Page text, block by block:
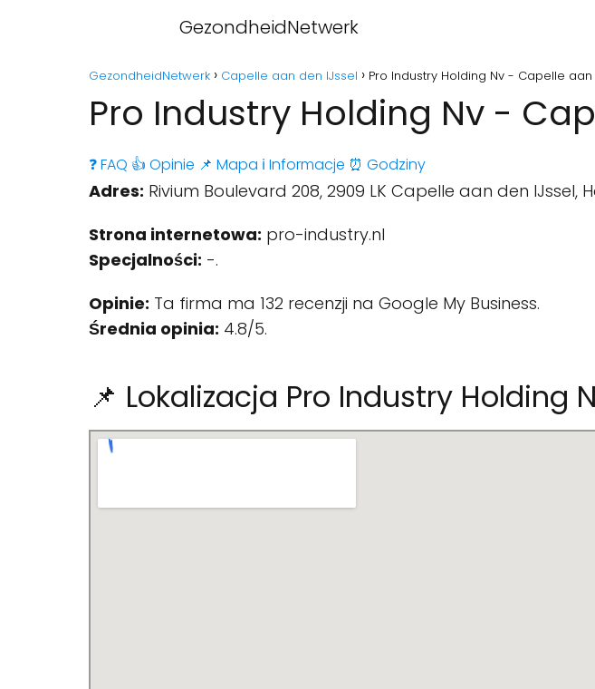
GezondheidNetwerk
GezondheidNetwerk Capelle aan den IJssel Pro Industry Holding Nv - Capelle aan
Pro Industry Holding Nv -
❓ FAQ 👍 Opinie 📌 Mapa ℹ️ Informacje ⏰ Godziny
Adres: Rivium Boulevard 208, 2909 LK Capelle aan den IJssel,
Strona internetowa: pro-industry.nl
Specjalności: -.
Opinie: Ta firma ma 132 recenzji na Google My Business.
Średnia opinia: 4.8/5.
📌 Lokalizacja Pro Industry Holding